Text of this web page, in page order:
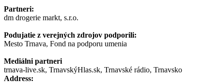
Partneri:
dm drogerie markt, s.r.o.
Podujatie z verejných zdrojov podporili:
Mesto Trnava, Fond na podporu umenia
Mediálni partneri
trnava-live.sk, TrnavskýHlas.sk, Trnavské rádio, Trnavsko
Address: